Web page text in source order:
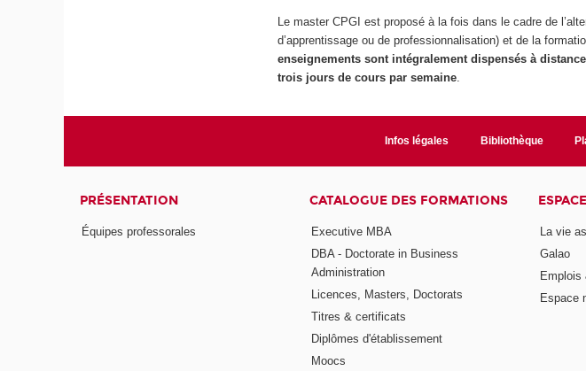
Le master CPGI est proposé à la fois dans le cadre de
d’apprentissage ou de professionnalisation) et de la
enseignements sont intégralement dispensés à
trois jours de cours par semaine.
Infos légales Bibliothèque
PRÉSENTATION
Équipes professorales
CATALOGUE DES FORMATIONS
Executive MBA
DBA - Doctorate in Business
Administration
Licences, Masters, Doctorats
Titres & certificats
Diplômes d'établissement
Moocs
La vie
Galao
Emplois
Espace